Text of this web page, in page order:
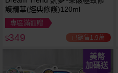
護精華(經典修護)120ml
專區滿額贈
$349 已銷售1.9萬
美幣
加碼送